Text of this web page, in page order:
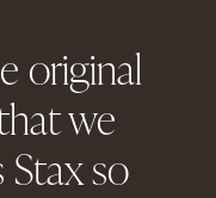
original
we
so